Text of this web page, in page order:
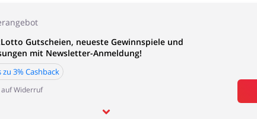
Gutscheien, neueste Gewinnspiele und
mit Newsletter-Anmeldung!
zu 3% Cashback
auf Widerruf